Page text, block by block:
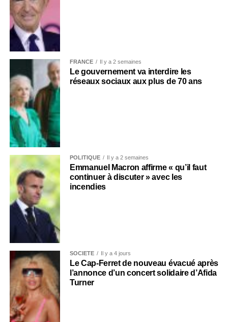
FRANCE Il y a 2 semaines
Le gouvernement va interdire les
réseaux sociaux aux plus de 70 ans
POLITIQUE Il y a 2 semaines
Emmanuel Macron affirme « qu’il faut
continuer à discuter » avec les
incendies
SOCIÉTÉ Il y a 4 jours
Le Cap-Ferret de nouveau évacué après
l’annonce d’un concert solidaire d’Afida
Turner